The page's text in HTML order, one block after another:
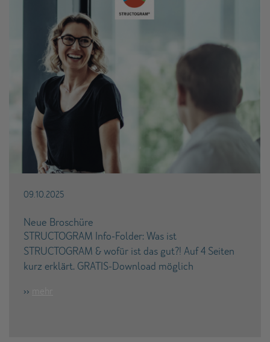
09.10.2025
Neue Broschüre
STRUCTOGRAM Info-Folder: Was ist
STRUCTOGRAM & wofür ist das gut?! Auf 4 Seiten
kurz erklärt. GRATIS-Download möglich
››